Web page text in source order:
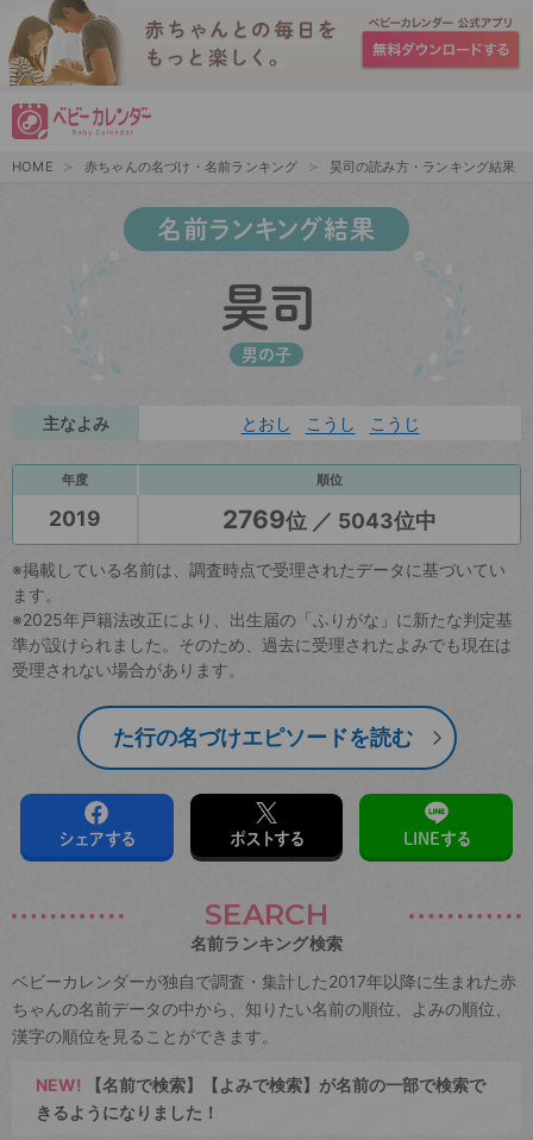
HOME 赤ちゃんの名づけ・名前ランキング 昊司の読み方・ランキング結果
名前ランキング結果
昊司
男の子
主なよみ とおし こうし こうじ
年度 順位
2019 2769位 ／ 5043位中
※掲載している名前は、調査時点で受理されたデータに基づいてい
ます。
※2025年戸籍法改正により、出生届の「ふりがな」に新たな判定基
準が設けられました。そのため、過去に受理されたよみでも現在は
受理されない場合があります。
た行の名づけエピソードを読む
シェアする ポストする LINEする
SEARCH
名前ランキング検索
ベビーカレンダーが独自で調査・集計した2017年以降に生まれた赤
ちゃんの名前データの中から、知りたい名前の順位、よみの順位、
漢字の順位を見ることができます。
NEW! 【名前で検索】【よみで検索】が名前の一部で検索で
きるようになりました！